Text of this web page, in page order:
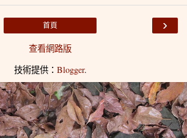
›
首頁
查看網路版
技術提供： Blogger.